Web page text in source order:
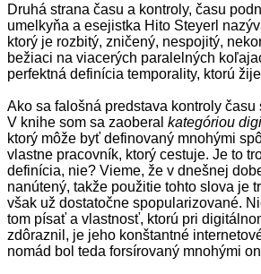
Druhá strana času a kontroly, času
umelkyňa a esejistka Hito Steyerl
ktorý je rozbitý, zničený, nespojitý,
bežiaci na viacerých paralelných
perfektná definícia temporality, ktorú
Ako sa falošná predstava kontroly času
V knihe som sa zaoberal kategóriou
ktorý môže byť definovaný mnohými
vlastne pracovník, ktorý cestuje. Je to
definícia, nie? Vieme, že v dnešnej
nanútený, takže použitie tohto slova je
však už dostatočne spopularizované.
tom písať a vlastnosť, ktorú pri
zdôraznil, je jeho konštantné
nomád bol teda forsírovaný mnohými